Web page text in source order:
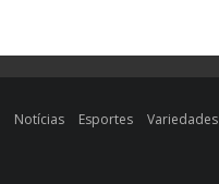
Notícias Esportes Variedades